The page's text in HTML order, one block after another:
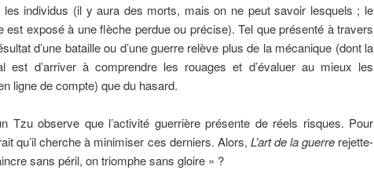
les individus (il y aura des morts, mais on ne peut savoir lesquels ; le
est exposé à une flèche perdue ou précise). Tel que présenté à travers
d’une bataille ou d’une guerre relève plus de la mécanique (dont la
est d’arriver à comprendre les rouages et d’évaluer au mieux les
ligne de compte) que du hasard.
Tzu observe que l’activité guerrière présente de réels risques. Pour
qu’il cherche à minimiser ces derniers. Alors, L’art de la guerrerejette-
sans péril, on triomphe sans gloire » ?